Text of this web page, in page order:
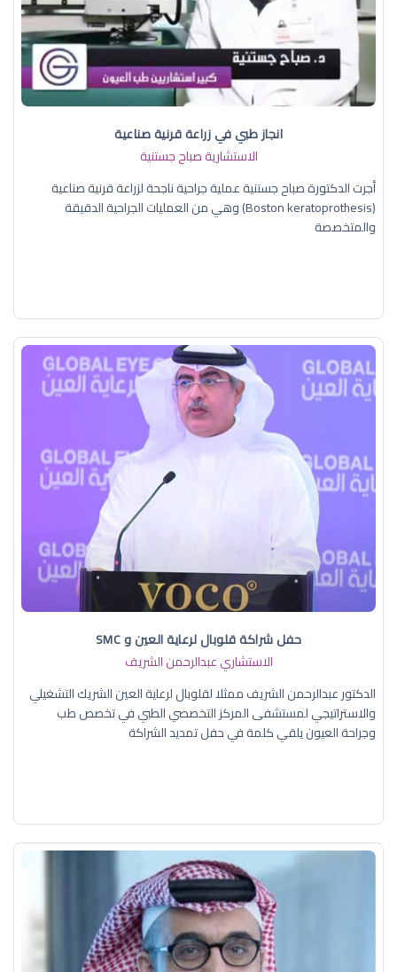
انجاز طبي في زراعة قرنية صناعية
الاستشارية صباح جستنية
أجرت الدكتورة صباح جستنية عملية جراحية ناجحة لزراعة قرنية صناعية
(Boston keratoprothesis) وهي من العمليات الجراحية الدقيقة
والمتخصصة
حفل شراكة قلوبال لرعاية العين و SMC
الاستشاري عبدالرحمن الشريف
الدكتور عبدالرحمن الشريف ممثلا لقلوبال لرعاية العين الشريك التشغيلي
والاستراتيجي لمستشفى المركز التخصصي الطبي في تخصص طب
وجراحة العيون يلقي كلمة في حفل تمديد الشراكة